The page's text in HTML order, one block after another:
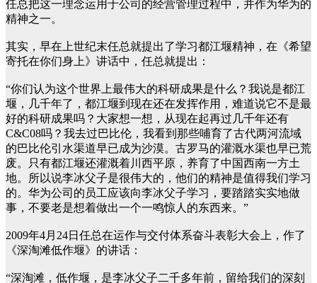
任总把这一理念运用于公司的经营管理过程中，并作为华为的
精神之一。
其实，早在上世纪末任总就提出了学习都江堰精神，在《希望
寄托在你们身上》讲话中，任总就提出：
“你们认为这个世界上最伟大的科研成果是什么？我说是都江
堰，几千年了，都江堰到现在还在发挥作用，难道说它不是最
好的科研成果吗？大家想一想，从现在起再过几千年还有
C&C08吗？我去过巴比伦，我看到那些哺育了古代两河流域
的巴比伦引水渠道早已成为沙漠。古罗马的灌溉水渠也早已荒
废。只有都江堰还灌溉着川西平原，养育了中国西南一方土
地。所以说李冰父子是很伟大的，他们的精神是值得我们学习
的。华为公司的员工应该向李冰父子学习，要踏踏实实地做
事，不要老是想着做出一个一鸣惊人的东西来。”
2009年4月24日任总在运作与交付体系奋斗表彰大会上，作了
《深淘滩低作堰》的讲话：
“深淘滩，低作堰，是李冰父子二千多年前，留给我们的深刻